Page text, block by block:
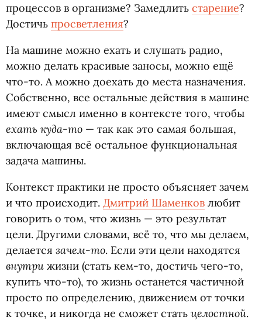
процессов в организме? Замедлить старение?
Достичь просветления?
На машине можно ехать и слушать радио,
можно делать красивые заносы, можно ещё
что-то. А можно доехать до места назначения.
Собственно, все остальные действия в машине
имеют смысл именно в контексте того, чтобы
ехать куда-то — так как это самая большая,
включающая всё остальное функциональная
задача машины.
Контекст практики не просто объясняет зачем
и что происходит. Дмитрий Шаменков любит
говорить о том, что жизнь — это результат
цели. Другими словами, всё то, что мы делаем,
делается зачем-то. Если эти цели находятся
внутри жизни (стать кем-то, достичь чего-то,
купить что-то), то жизнь останется частичной
просто по определению, движением от точки
к точке, и никогда не сможет стать целостной.